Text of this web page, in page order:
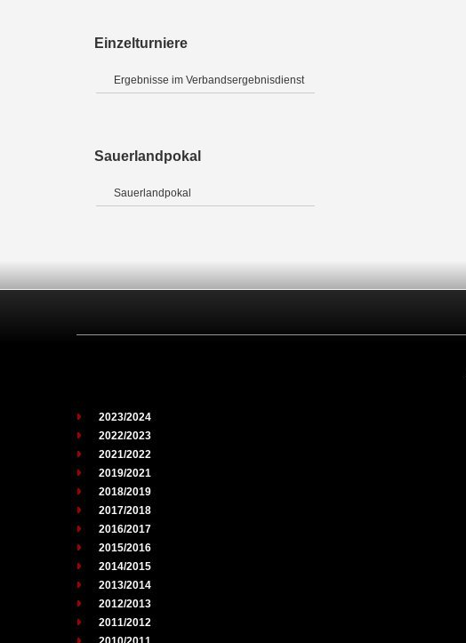
Einzelturniere
Ergebnisse im Verbandsergebnisdienst
Sauerlandpokal
Sauerlandpokal
2023/2024
2022/2023
2021/2022
2019/2021
2018/2019
2017/2018
2016/2017
2015/2016
2014/2015
2013/2014
2012/2013
2011/2012